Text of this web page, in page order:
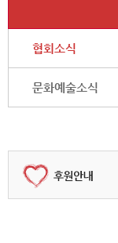
협회소식
문화예술소식